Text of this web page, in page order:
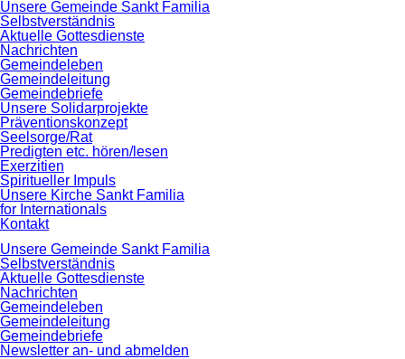
Navigation
überspringen
Unsere Gemeinde Sankt Familia
Selbstverständnis
Aktuelle Gottesdienste
Nachrichten
Gemeindeleben
Gemeindeleitung
Gemeindebriefe
Unsere Solidarprojekte
Präventionskonzept
Seelsorge/Rat
Predigten etc. hören/lesen
Exerzitien
Spiritueller Impuls
Unsere Kirche Sankt Familia
for Internationals
Kontakt
Navigation
überspringen
Unsere Gemeinde Sankt Familia
Selbstverständnis
Aktuelle Gottesdienste
Nachrichten
Gemeindeleben
Gemeindeleitung
Gemeindebriefe
Newsletter an- und abmelden